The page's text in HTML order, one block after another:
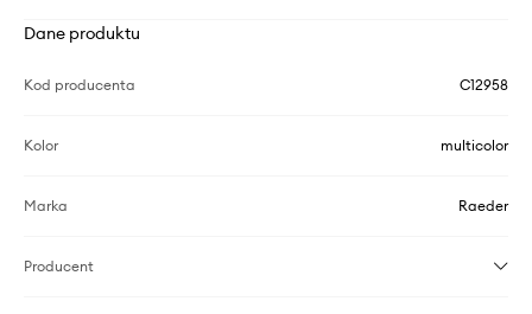
Dane produktu
Kod producenta C12958
Kolor multicolor
Marka Raeder
Producent